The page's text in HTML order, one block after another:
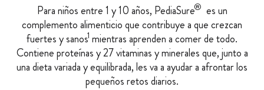
Para niños entre 1 y 10 años, PediaSure® es un
complemento alimenticio que contribuye a que crezcan
fuertes y sanos1 mientras aprenden a comer de todo.
Contiene proteínas y 27 vitaminas y minerales que, junto a
una dieta variada y equilibrada, les va a ayudar a afrontar los
pequeños retos diarios.